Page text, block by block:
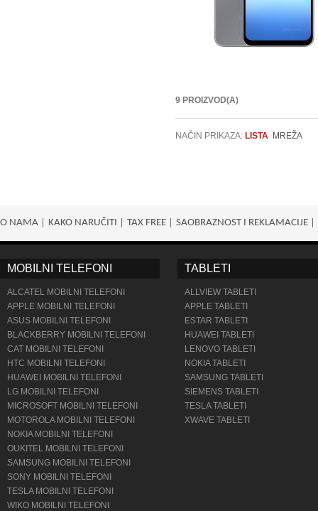
9 PROIZVOD(A)
NAČIN PRIKAZA: LISTA MREŽA
O NAMA KAKO NARUČITI TAX FREE SAOBRAZNOST I REKLAMACIJE
MOBILNI TELEFONI
ALCATEL MOBILNI TELEFONI
APPLE MOBILNI TELEFONI
ASUS MOBILNI TELEFONI
BLACKBERRY MOBILNI TELEFONI
CAT MOBILNI TELEFONI
HTC MOBILNI TELEFONI
HUAWEI MOBILNI TELEFONI
LG MOBILNI TELEFONI
MICROSOFT MOBILNI TELEFONI
MOTOROLA MOBILNI TELEFONI
NOKIA MOBILNI TELEFONI
OUKITEL MOBILNI TELEFONI
SAMSUNG MOBILNI TELEFONI
SONY MOBILNI TELEFONI
TESLA MOBILNI TELEFONI
WIKO MOBILNI TELEFONI
TABLETI
ALLVIEW TABLETI
APPLE TABLETI
ESTAR TABLETI
HUAWEI TABLETI
LENOVO TABLETI
NOKIA TABLETI
SAMSUNG TABLETI
SIEMENS TABLETI
TESLA TABLETI
XWAVE TABLETI